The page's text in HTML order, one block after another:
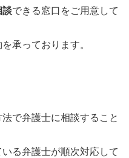
談できる窓口をご用意して
承っております。
で弁護士に相談すること
る弁護士が順次対応して